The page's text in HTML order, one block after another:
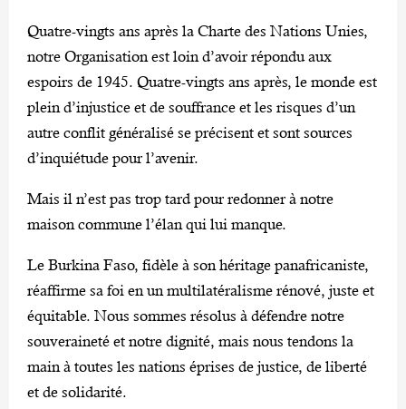
Quatre-vingts ans après la Charte des Nations Unies,
notre Organisation est loin d’avoir répondu aux
espoirs de 1945. Quatre-vingts ans après, le monde est
plein d’injustice et de souffrance et les risques d’un
autre conflit généralisé se précisent et sont sources
d’inquiétude pour l’avenir.
Mais il n’est pas trop tard pour redonner à notre
maison commune l’élan qui lui manque.
Le Burkina Faso, fidèle à son héritage panafricaniste,
réaffirme sa foi en un multilatéralisme rénové, juste et
équitable. Nous sommes résolus à défendre notre
souveraineté et notre dignité, mais nous tendons la
main à toutes les nations éprises de justice, de liberté
et de solidarité.